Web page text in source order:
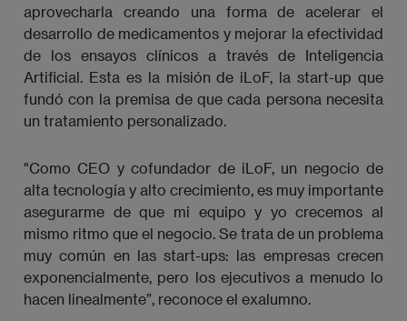
aprovecharla creando una forma de acelerar el
desarrollo de medicamentos y mejorar la efectividad
de los ensayos clínicos a través de Inteligencia
Artificial. Esta es la misión de iLoF, la start-up que
fundó con la premisa de que cada persona necesita
un tratamiento personalizado.
"Como CEO y cofundador de iLoF, un negocio de
alta tecnología y alto crecimiento, es muy importante
asegurarme de que mi equipo y yo crecemos al
mismo ritmo que el negocio. Se trata de un problema
muy común en las start-ups: las empresas crecen
exponencialmente, pero los ejecutivos a menudo lo
hacen linealmente”, reconoce el exalumno.